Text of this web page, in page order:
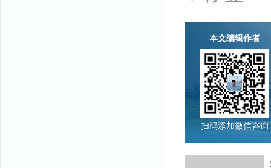
本文编辑作者
扫码添加微信咨询